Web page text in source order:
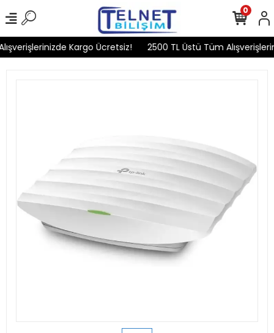
Kargo Ücretsiz! 2500 TL Üstü Tüm
0